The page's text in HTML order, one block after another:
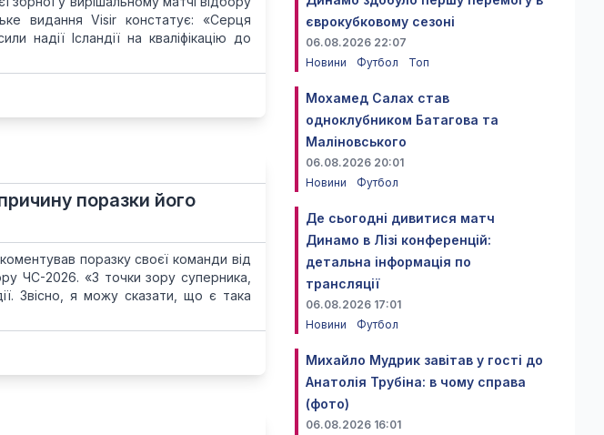
видання Visir констатує: «Серця
надії Ісландії на кваліфікацію до
поразки його
поразку своєї команди від
ЧС-2026. «З точки зору суперника,
Звісно, я можу сказати, що є така
єврокубковому сезоні
06.08.2026 22:07
Новини
Футбол Топ
Мохамед Салах став
одноклубником Батагова та
Маліновського
06.08.2026 20:01
Новини
Футбол
Де сьогодні дивитися матч
Динамо в Лізі конференцій:
детальна інформація по
трансляції
06.08.2026 17:01
Новини
Футбол
Михайло Мудрик завітав у гості до
Анатолія Трубіна: в чому справа
(фото)
06.08.2026 16:01